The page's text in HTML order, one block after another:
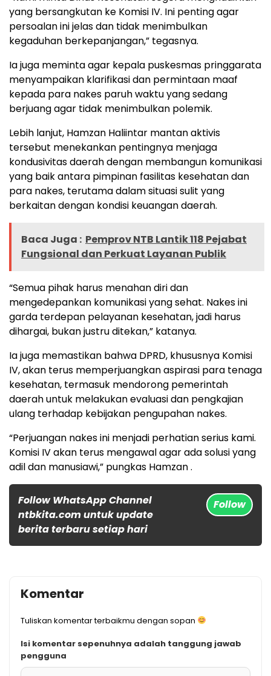
yang bersangkutan ke Komisi IV. Ini penting agar
persoalan ini jelas dan tidak menimbulkan
kegaduhan berkepanjangan,” tegasnya.
Ia juga meminta agar kepala puskesmas pringgarata
menyampaikan klarifikasi dan permintaan maaf
kepada para nakes paruh waktu yang sedang
berjuang agar tidak menimbulkan polemik.
Lebih lanjut, Hamzan Haliintar mantan aktivis
tersebut menekankan pentingnya menjaga
kondusivitas daerah dengan membangun komunikasi
yang baik antara pimpinan fasilitas kesehatan dan
para nakes, terutama dalam situasi sulit yang
berkaitan dengan kondisi keuangan daerah.
Baca Juga : Pemprov NTB Lantik 118 Pejabat
Fungsional dan Perkuat Layanan Publik
“Semua pihak harus menahan diri dan
mengedepankan komunikasi yang sehat. Nakes ini
garda terdepan pelayanan kesehatan, jadi harus
dihargai, bukan justru ditekan,” katanya.
Ia juga memastikan bahwa DPRD, khususnya Komisi
IV, akan terus memperjuangkan aspirasi para tenaga
kesehatan, termasuk mendorong pemerintah
daerah untuk melakukan evaluasi dan pengkajian
ulang terhadap kebijakan pengupahan nakes.
“Perjuangan nakes ini menjadi perhatian serius kami.
Komisi IV akan terus mengawal agar ada solusi yang
adil dan manusiawi,” pungkas Hamzan .
Follow WhatsApp Channel
ntbkita.com untuk update
berita terbaru setiap hari
Follow
Komentar
Tuliskan komentar terbaikmu dengan sopan
Isi komentar sepenuhnya adalah tanggung jawab
pengguna